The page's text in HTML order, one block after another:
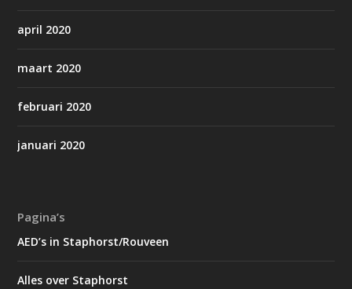
april 2020
maart 2020
februari 2020
januari 2020
Pagina’s
AED’s in Staphorst/Rouveen
Alles over Staphorst